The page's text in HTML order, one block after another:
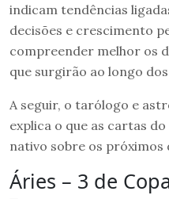
indicam tendências
decisões e crescimento
compreender melhor os
que surgirão ao longo
A seguir, o tarólogo e
explica o que as cartas
nativo sobre os próximos
Áries – 3 de